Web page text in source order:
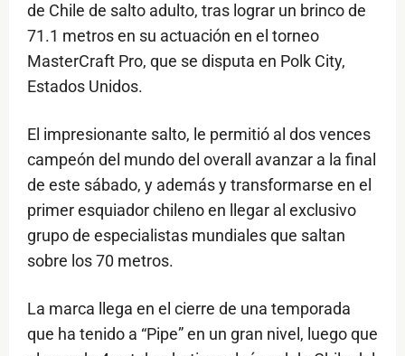
de Chile de salto adulto, tras lograr un brinco de
71.1 metros en su actuación en el torneo
MasterCraft Pro, que se disputa en Polk City,
Estados Unidos.
El impresionante salto, le permitió al dos vences
campeón del mundo del overall avanzar a la final
de este sábado, y además y transformarse en el
primer esquiador chileno en llegar al exclusivo
grupo de especialistas mundiales que saltan
sobre los 70 metros.
La marca llega en el cierre de una temporada
que ha tenido a “Pipe” en un gran nivel, luego que